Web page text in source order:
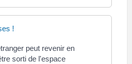
!
peut revenir en
sorti de l'espace